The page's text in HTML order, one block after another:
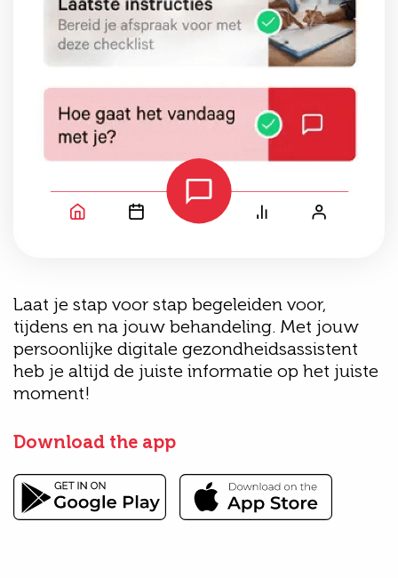
Laat je stap voor stap begeleiden voor,
tijdens en na jouw behandeling. Met jouw
persoonlijke digitale gezondheidsassistent
heb je altijd de juiste informatie op het juiste
moment!
Download the app